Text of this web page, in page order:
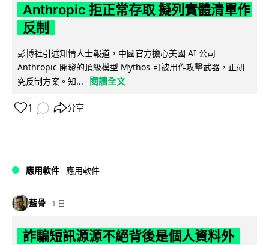
Anthropic 拒正常存取 擬列實體清單作
反制
彭博社引述知情人士報道，中國官方擔心美國 AI 公司
Anthropic 開發的頂級模型 Mythos 可被用作攻擊武器，正研
究反制方案。知...
閱讀全文
1 分享
應用軟件 應用軟件
藍骨 1 日
詐騙短訊源源不絕背後是個人資料外